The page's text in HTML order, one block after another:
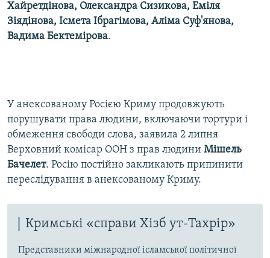
Хайретдінова, Олександра Сизикова, Еміля
Зіядінова, Ісмета Ібрагімова, Аліма Суф'янова,
Вадима Бектемірова.
У анексованому Росією Криму продовжують
порушувати права людини, включаючи тортури і
обмеження свободи слова, заявила 2 липня
Верховний комісар ООН з прав людини Мішель
Бачелет. Росію постійно закликають припинити
переслідування в анексованому Криму.
Кримські «справи Хізб ут-Тахрір»
Представники міжнародної ісламської політичної